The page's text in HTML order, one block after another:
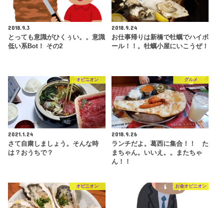
2018.9.3
とっても意識がひくぅい。。意識
低い系Bot！ その2
2018.9.24
お仕事帰りは新橋で牡蠣でハイボ
ール！！。牡蠣小屋にいこうぜ！
オピニオン
2021.1.24
さて自粛しましょう。そんな時
は？おうちで？
グルメ
2018.9.26
ランチだよ。葛西に集合！！ た
まちゃん。いいえ。。またちゃ
ん！！
オピニオン お金オピニオン